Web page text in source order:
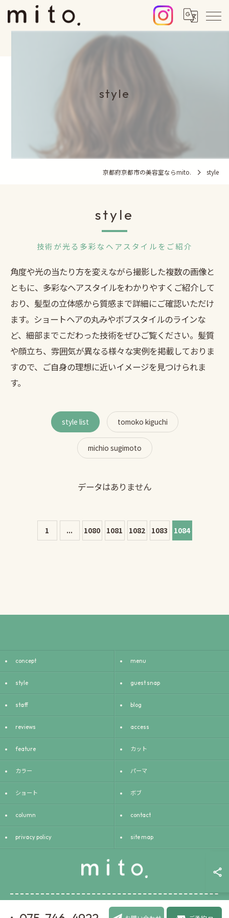
style
京都府京都市の美容室ならmito. style
style
技術が光る多彩なヘアスタイルをご紹介
角度や光の当たり方を変えながら撮影した複数の画像と
ともに、多彩なヘアスタイルをわかりやすくご紹介して
おり、髪型の立体感から質感まで詳細にご確認いただけ
ます。ショートヘアの丸みやボブスタイルのラインな
ど、細部までこだわった技術をぜひご覧ください。髪質
や顔立ち、雰囲気が異なる様々な実例を掲載しておりま
すので、ご自身の理想に近いイメージを見つけられま
す。
style list tomoko kiguchi
michio sugimoto
データはありません
1 ... 1080 1081 1082 1083 1084
concept menu
style guest snap
staff blog
reviews access
feature カット
カラー パーマ
ショート ボブ
column contact
privacy policy site map
© 2026 京都府京都市の美容室ならmito. ALL RIGHTS RESERVED.